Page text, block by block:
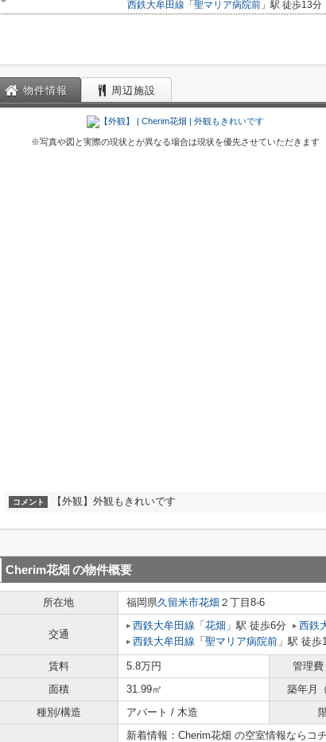
西鉄大牟田線 「 聖マリア病院前 」駅 徒歩13分
物件情報 周辺施設
※写真や図と実際の現状とが異なる場合は現状を優先させていただきます
コメント 【外観】外観もきれいです
Cherim花畑 の物件概要
所在地 福岡県久留米市花畑 ２丁目8-6
交通
西鉄大牟田線 「 花畑 」駅 徒歩6分 西鉄
西鉄大牟田線 「 聖マリア病院前 」駅 徒歩
賃料 5.8万円 管理費
面積
31.99㎡ 築年月
種別/構造
アパート / 木造
新着情報：Cherim花畑 の空室情報ならコ